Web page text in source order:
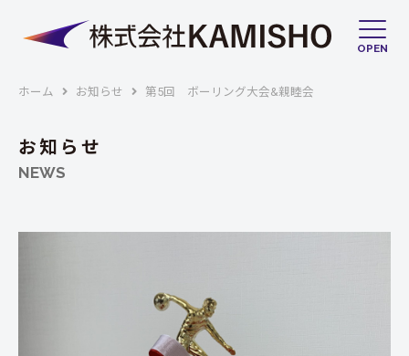
OPEN
ホーム お知らせ 第5回 ボーリング大会&親睦会
お知らせ
NEWS